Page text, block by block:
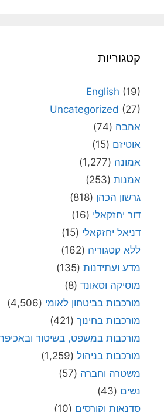
קטגוריות
English (19)
Uncategorized (27)
אהבה (74)
אוטיזם (15)
אמונה (1,277)
אמנות (253)
גרשון הכהן (818)
דור יחזקאלי (16)
דניאל יחזקאלי (15)
ללא קטגוריה (162)
מדע ועתידנות (135)
מוסיקה וסאונד (8)
מורכבות בביטחון לאומי (4,506)
מורכבות בחינוך (421)
מורכבות במשפט, בשיטור
מורכבות בניהול (1,259)
משטרה וחברה (57)
נשים (43)
סדנאות וקורסים (10)